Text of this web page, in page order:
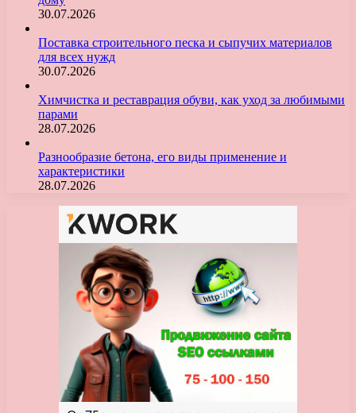
30.07.2026
Поставка строительного песка и сыпучих материалов
для всех нужд
30.07.2026
Химчистка и реставрация обуви, как уход за любимыми
парами
28.07.2026
Разнообразие бетона, его виды применение и
характеристики
28.07.2026